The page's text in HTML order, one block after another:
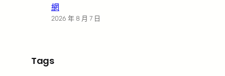
網
2026 年 8 月 7 日
Tags